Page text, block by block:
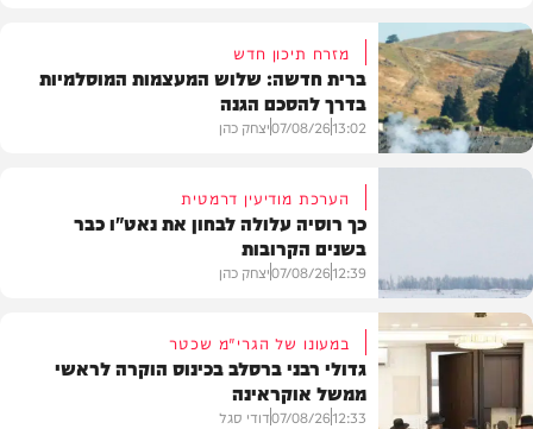
מזרח תיכון חדש
ברית חדשה: שלוש המעצמות המוסלמיות
בדרך להסכם הגנה
13:02
07/08/26יצחק כהן
הערכת מודיעין דרמטית
כך רוסיה עלולה לבחון את נאט"ו כבר
בשנים הקרובות
12:39
07/08/26יצחק כהן
במעונו של הגרי"מ שכטר
גדולי רבני ברסלב בכינוס הוקרה לראשי
ממשל אוקראינה
12:33
07/08/26דודי סגל